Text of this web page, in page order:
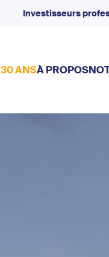
Investisseurs
30 ANSÀ PROPOS